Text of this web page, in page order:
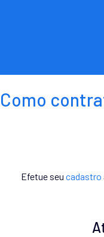
Como
Efetue seu cadastro